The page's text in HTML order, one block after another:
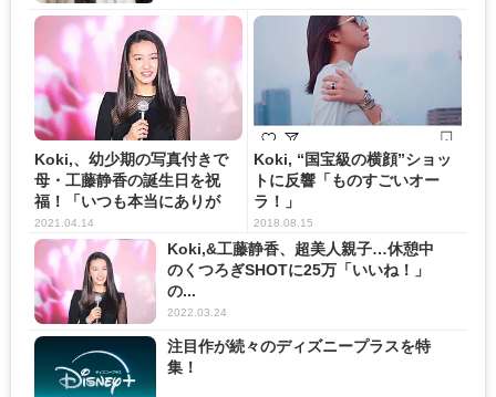
Koki,、幼少期の写真付きで
母・工藤静香の誕生日を祝
福！「いつも本当にありが
と...
2021.04.14
Koki, “国宝級の横顔”ショッ
トに反響「ものすごいオー
ラ！」
2018.08.15
Koki,&工藤静香、超美人親子…休憩中
のくつろぎSHOTに25万「いいね！」
の...
2022.03.24
注目作が続々のディズニープラスを特
集！